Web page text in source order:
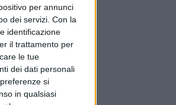
per annunci
dei servizi. Con la
identificazione
il trattamento per
le tue
dei dati personali
si
in qualsiasi
di